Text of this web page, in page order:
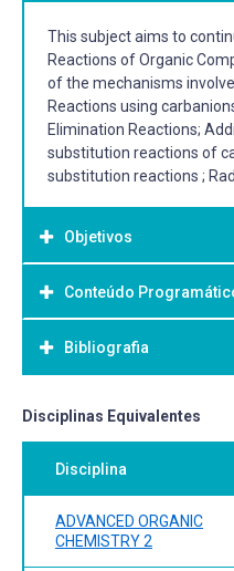
This subject aims to
Reactions of Organic
of the mechanisms
Reactions using
Elimination Reactions;
substitution reactions of
substitution reactions ;
Objetivos
Objetivo Geral:
---
Conteúdo
Bibliografia
Bibliografia Básica:
Part A: Structure and
Synthesis, 4th ed., Plenum
CARRUTHERS, W.,
synthesis, 3rd ed.
CLAYDEN, GREEVES,
Disciplinas Equivalentes
Disciplina
ADVANCED ORGANIC
CHEMISTRY 2